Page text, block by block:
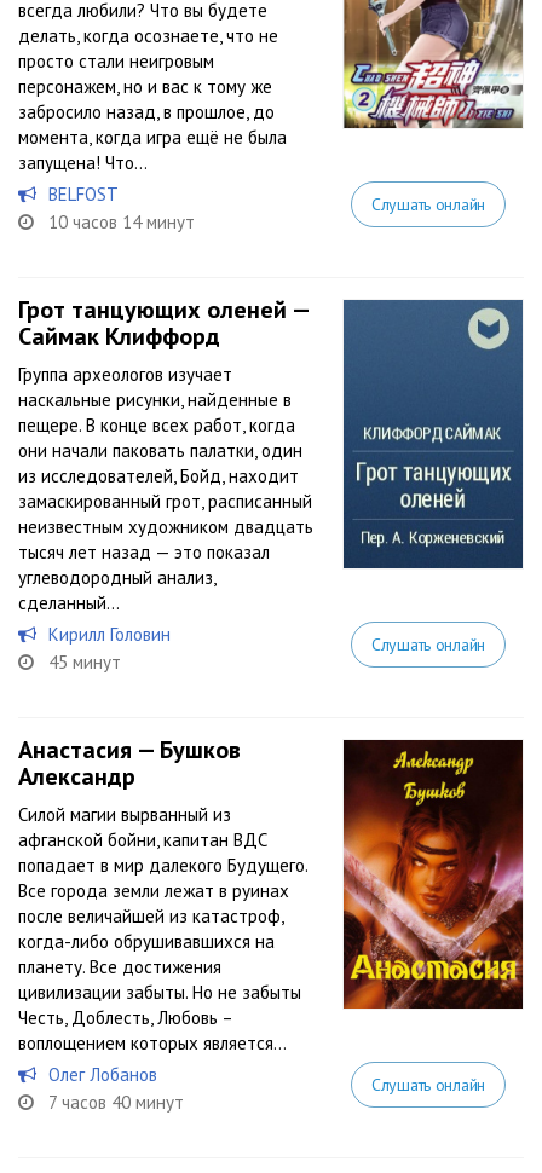
всегда любили? Что вы будете
делать, когда осознаете, что не
просто стали неигровым
персонажем, но и вас к тому же
забросило назад, в прошлое, до
момента, когда игра ещё не была
запущена! Что...
BELFOST
10 часов 14 минут
Слушать онлайн
Грот танцующих оленей —
Саймак Клиффорд
Группа археологов изучает
наскальные рисунки, найденные в
пещере. В конце всех работ, когда
они начали паковать палатки, один
из исследователей, Бойд, находит
замаскированный грот, расписанный
неизвестным художником двадцать
тысяч лет назад — это показал
углеводородный анализ,
сделанный...
Кирилл Головин
45 минут
Слушать онлайн
Анастасия — Бушков
Александр
Силой магии вырванный из
афганской бойни, капитан ВДС
попадает в мир далекого Будущего.
Все города земли лежат в руинах
после величайшей из катастроф,
когда-либо обрушивавшихся на
планету. Все достижения
цивилизации забыты. Но не забыты
Честь, Доблесть, Любовь –
воплощением которых является...
Олег Лобанов
7 часов 40 минут
Слушать онлайн